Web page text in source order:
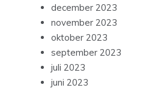
december 2023
november 2023
oktober 2023
september 2023
juli 2023
juni 2023